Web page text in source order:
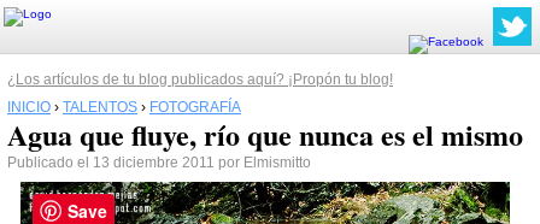
¿Los artículos de tu blog publicados aquí? ¡Propón tu blog!
INICIO › TALENTOS › FOTOGRAFÍA
Agua que fluye, río que nunca es el mismo
Publicado el 13 diciembre 2011 por Elmismitto
Save